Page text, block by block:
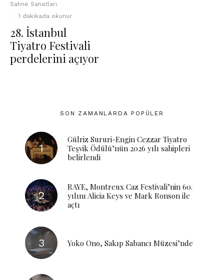
Sahne Sanatları
· 1 dakikada okunur
28. İstanbul
Tiyatro Festivali
perdelerini açıyor
SON ZAMANLARDA POPÜLER
Gülriz Sururi-Engin Cezzar Tiyatro
Teşvik Ödülü’nün 2026 yılı sahipleri
belirlendi
RAYE, Montreux Caz Festivali’nin 60.
yılını Alicia Keys ve Mark Ronson ile
açtı
Yoko Ono, Sakıp Sabancı Müzesi’nde